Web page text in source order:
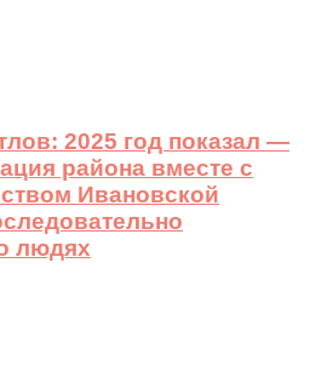
2025 год показал —
района вместе с
Ивановской
людях